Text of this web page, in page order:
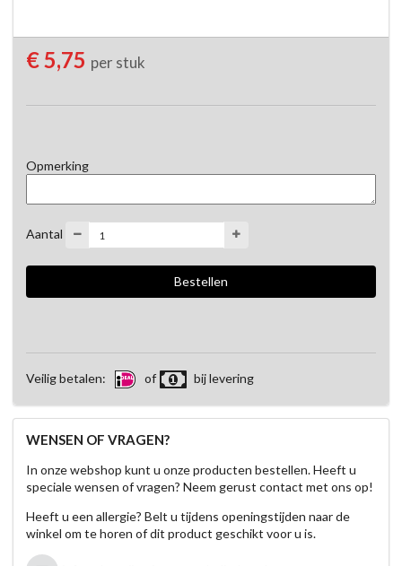
€ 5,75 per stuk
Opmerking
Aantal
Veilig betalen: of bij levering
WENSEN OF VRAGEN?
In onze webshop kunt u onze producten bestellen. Heeft u
speciale wensen of vragen? Neem gerust contact met ons op!
Heeft u een allergie? Belt u tijdens openingstijden naar de
winkel om te horen of dit product geschikt voor u is.